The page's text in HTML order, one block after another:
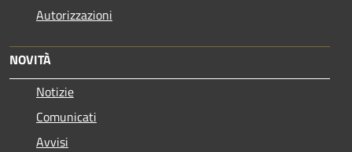
Autorizzazioni
NOVITÀ
Notizie
Comunicati
Avvisi